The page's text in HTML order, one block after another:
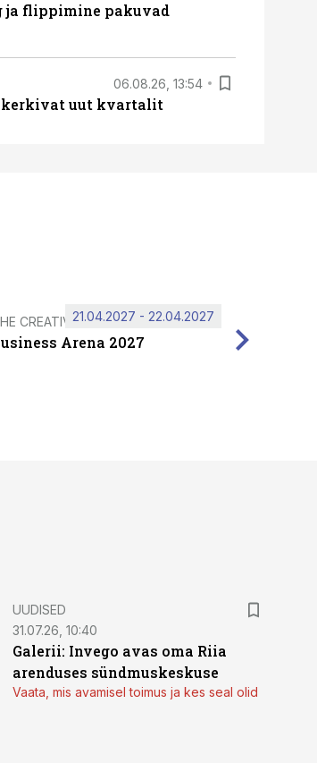
ja flippimine pakuvad
06.08.26, 13:54
kerkivat uut kvartalit
CREATIVE HUB
Arena 2027
21.04.2027 - 22.04.2027
UUDISED
31.07.26, 10:40
Galerii: Invego avas oma Riia
arenduses sündmuskeskuse
Vaata, mis avamisel toimus ja kes seal olid